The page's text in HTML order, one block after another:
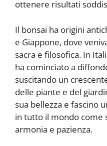
ottenere risultati
Il bonsai ha origini
e Giappone, dove
sacra e filosofica. In
ha cominciato a
suscitando un
delle piante e del
sua bellezza e fascino
in tutto il mondo come
armonia e pazienza.